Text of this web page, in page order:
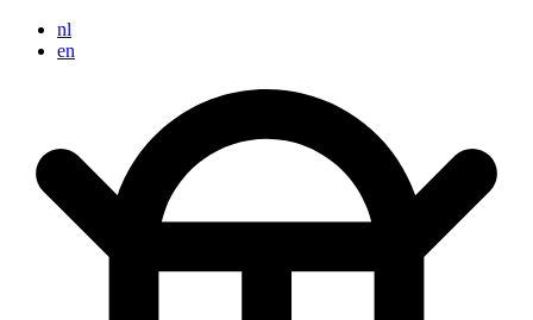
nl
en